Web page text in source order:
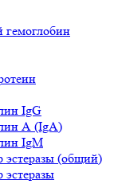
гемоглобин
IgG
А (IgA)
IgM
(общий)